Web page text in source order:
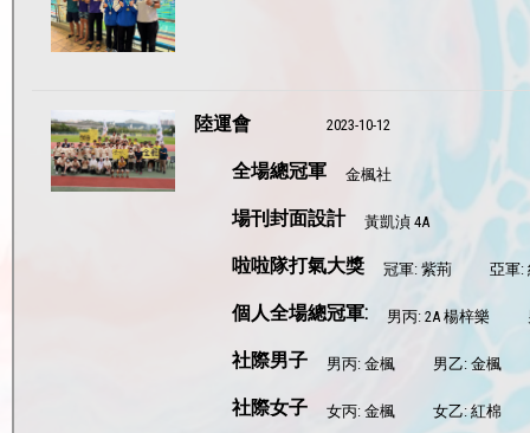
陸運會 2023-10-12
全場總冠軍 金楓社
場刊封面設計 黃凱湞 4A
啦啦隊打氣大獎 冠軍: 紫荊 亞軍:
個人全場總冠軍: 男丙: 2A 楊梓樂
社際男子 男丙: 金楓 男乙: 金楓
社際女子 女丙: 金楓 女乙: 紅棉